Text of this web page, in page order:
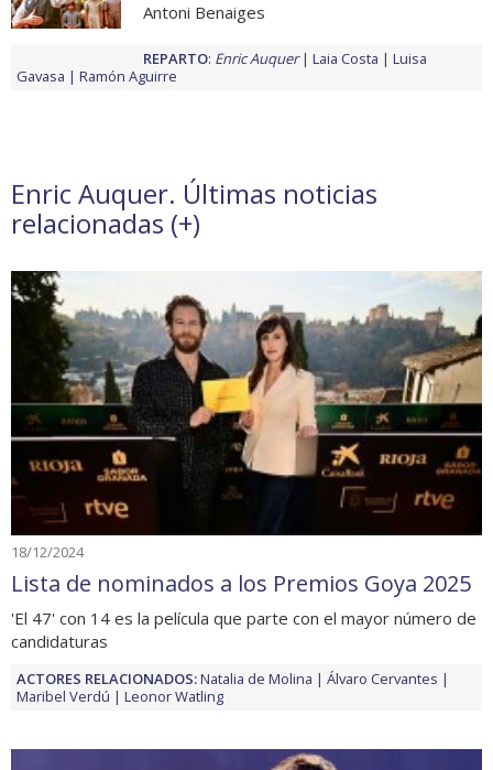
Antoni Benaiges
REPARTO: Enric Auquer Laia Costa
Luisa
Gavasa
Ramón Aguirre
Enric Auquer. Últimas noticias
relacionadas (+)
18/12/2024
Lista de nominados a los Premios Goya 2025
'El 47' con 14 es la película que parte con el mayor número de
candidaturas
ACTORES RELACIONADOS:Natalia de Molina
Álvaro Cervantes
Maribel Verdú
Leonor Watling